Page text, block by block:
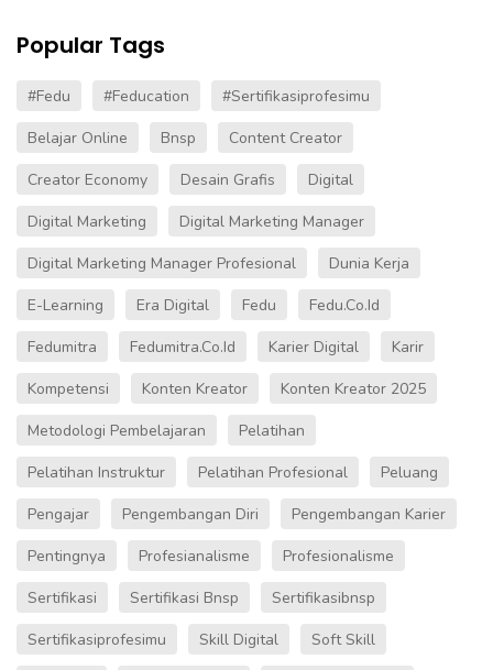
Popular Tags
#fedu #Feducation
#sertifikasiprofesimu
Belajar Online
Bnsp
Content Creator
Creator Economy
Desain Grafis
Digital
Digital Marketing
Digital Marketing Manager
Digital Marketing Manager Profesional
Dunia Kerja
E-Learning
Era Digital Fedu
Fedu.co.id
Fedumitra
Fedumitra.co.id Karier Digital
Karir
Kompetensi
Konten Kreator
Konten Kreator 2025
Metodologi Pembelajaran
Pelatihan
Pelatihan Instruktur
Pelatihan Profesional
Peluang
Pengajar
Pengembangan Diri
Pengembangan Karier
Pentingnya
Profesianalisme
Profesionalisme
Sertifikasi
Sertifikasi Bnsp
Sertifikasibnsp
Sertifikasiprofesimu
Skill Digital
Soft Skill